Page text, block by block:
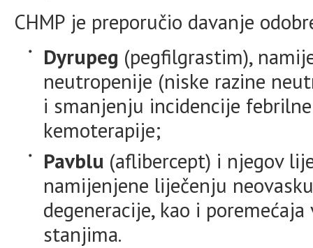
CHMP je preporučio davanje
Dyrupeg (pegfilgrastim),
neutropenije (niske razine
i smanjenju incidencije
kemoterapije;
Pavblu (aflibercept) i njegov
namijenjene liječenju
degeneracije, kao i
stanjima.